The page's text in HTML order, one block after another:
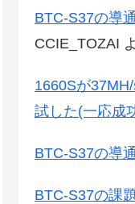
BTC-S37の導
CCIE_TOZAI
1660Sが
試した(一応成
BTC-S37の導
BTC-S37の課